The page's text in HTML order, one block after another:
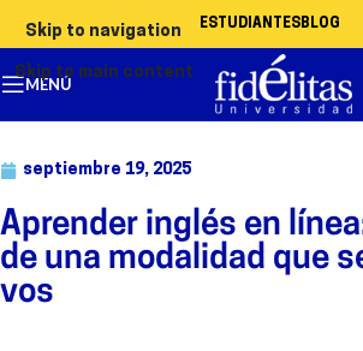
Skip to navigation
Skip to main content
ESTUDIANTESBLOG
MENÚ
septiembre 19, 2025
Aprender inglés en
de una modalidad que
vos